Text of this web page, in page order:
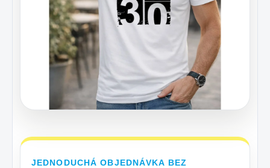
JEDNODUCHÁ OBJEDNÁVKA BEZ